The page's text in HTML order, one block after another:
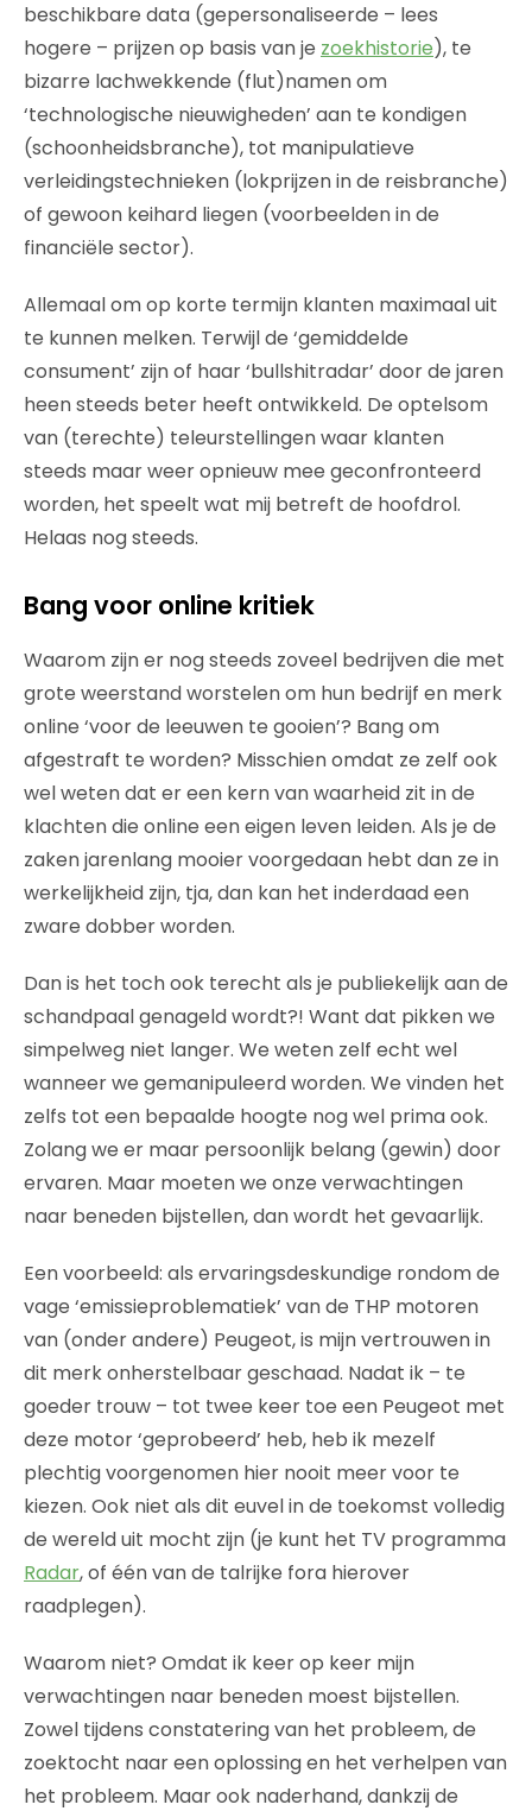
beschikbare data (gepersonaliseerde – lees
hogere – prijzen op basis van je zoekhistorie), te
bizarre lachwekkende (flut)namen om
‘technologische nieuwigheden’ aan te kondigen
(schoonheidsbranche), tot manipulatieve
verleidingstechnieken (lokprijzen in de reisbranche)
of gewoon keihard liegen (voorbeelden in de
financiële sector).
Allemaal om op korte termijn klanten maximaal uit
te kunnen melken. Terwijl de ‘gemiddelde
consument’ zijn of haar ‘bullshitradar’ door de jaren
heen steeds beter heeft ontwikkeld. De optelsom
van (terechte) teleurstellingen waar klanten
steeds maar weer opnieuw mee geconfronteerd
worden, het speelt wat mij betreft de hoofdrol.
Helaas nog steeds.
Bang voor online kritiek
Waarom zijn er nog steeds zoveel bedrijven die met
grote weerstand worstelen om hun bedrijf en merk
online ‘voor de leeuwen te gooien’? Bang om
afgestraft te worden? Misschien omdat ze zelf ook
wel weten dat er een kern van waarheid zit in de
klachten die online een eigen leven leiden. Als je de
zaken jarenlang mooier voorgedaan hebt dan ze in
werkelijkheid zijn, tja, dan kan het inderdaad een
zware dobber worden.
Dan is het toch ook terecht als je publiekelijk aan de
schandpaal genageld wordt?! Want dat pikken we
simpelweg niet langer. We weten zelf echt wel
wanneer we gemanipuleerd worden. We vinden het
zelfs tot een bepaalde hoogte nog wel prima ook.
Zolang we er maar persoonlijk belang (gewin) door
ervaren. Maar moeten we onze verwachtingen
naar beneden bijstellen, dan wordt het gevaarlijk.
Een voorbeeld: als ervaringsdeskundige rondom de
vage ‘emissieproblematiek’ van de THP motoren
van (onder andere) Peugeot, is mijn vertrouwen in
dit merk onherstelbaar geschaad. Nadat ik – te
goeder trouw – tot twee keer toe een Peugeot met
deze motor ‘geprobeerd’ heb, heb ik mezelf
plechtig voorgenomen hier nooit meer voor te
kiezen. Ook niet als dit euvel in de toekomst volledig
de wereld uit mocht zijn (je kunt het TV programma
Radar, of één van de talrijke fora hierover
raadplegen).
Waarom niet? Omdat ik keer op keer mijn
verwachtingen naar beneden moest bijstellen.
Zowel tijdens constatering van het probleem, de
zoektocht naar een oplossing en het verhelpen van
het probleem. Maar ook naderhand, dankzij de